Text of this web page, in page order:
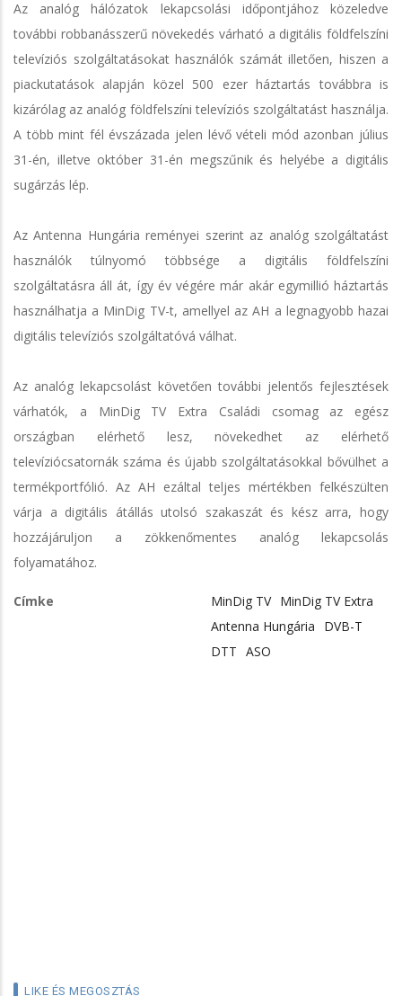
Az analóg hálózatok lekapcsolási időpontjához közeledve
további robbanásszerű növekedés várható a digitális földfelszíni
televíziós szolgáltatásokat használók számát illetően, hiszen a
piackutatások alapján közel 500 ezer háztartás továbbra is
kizárólag az analóg földfelszíni televíziós szolgáltatást használja.
A több mint fél évszázada jelen lévő vételi mód azonban július
31-én, illetve október 31-én megszűnik és helyébe a digitális
sugárzás lép.
Az Antenna Hungária reményei szerint az analóg szolgáltatást
használók túlnyomó többsége a digitális földfelszíni
szolgáltatásra áll át, így év végére már akár egymillió háztartás
használhatja a MinDig TV-t, amellyel az AH a legnagyobb hazai
digitális televíziós szolgáltatóvá válhat.
Az analóg lekapcsolást követően további jelentős fejlesztések
várhatók, a MinDig TV Extra Családi csomag az egész
országban elérhető lesz, növekedhet az elérhető
televíziócsatornák száma és újabb szolgáltatásokkal bővülhet a
termékportfólió. Az AH ezáltal teljes mértékben felkészülten
várja a digitális átállás utolsó szakaszát és kész arra, hogy
hozzájáruljon a zökkenőmentes analóg lekapcsolás
folyamatához.
Címke MinDig TV MinDig TV Extra
Antenna Hungária
DVB-T
DTT ASO
LIKE ÉS MEGOSZTÁS